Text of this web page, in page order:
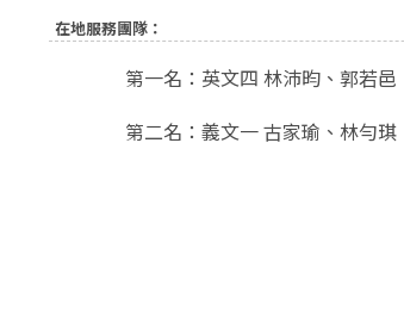
在地服務團隊：
第一名：英文四 林沛昀、郭若邑
第二名：義文一 古家瑜、林勻琪